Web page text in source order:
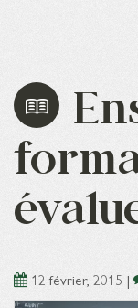
12 février, 2015 |